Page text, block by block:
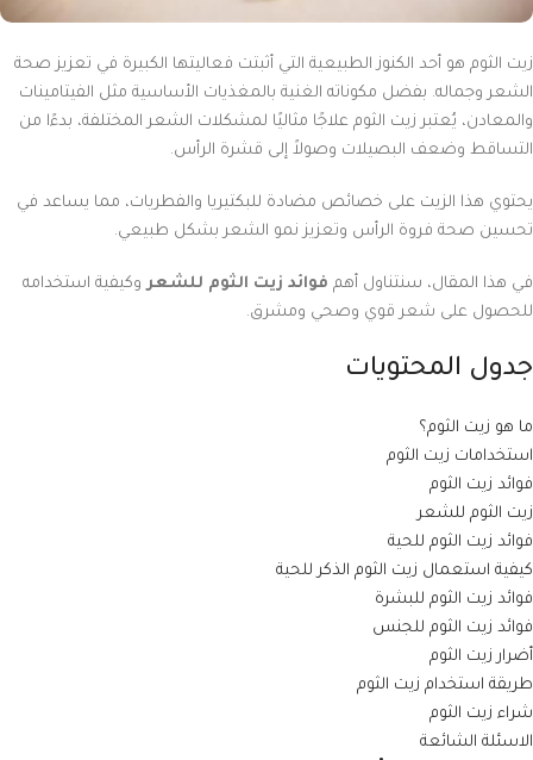
زيت الثوم هو أحد الكنوز الطبيعية التي أثبتت فعاليتها الكبيرة في تعزيز صحة
الشعر وجماله. بفضل مكوناته الغنية بالمغذيات الأساسية مثل الفيتامينات
والمعادن، يُعتبر زيت الثوم علاجًا مثاليًا لمشكلات الشعر المختلفة، بدءًا من
التساقط وضعف البصيلات وصولاً إلى قشرة الرأس.
يحتوي هذا الزيت على خصائص مضادة للبكتيريا والفطريات، مما يساعد في
تحسين صحة فروة الرأس وتعزيز نمو الشعر بشكل طبيعي.
في هذا المقال، سنتناول أهم فوائد زيت الثوم للشعر وكيفية استخدامه
للحصول على شعر قوي وصحي ومشرق.
جدول المحتويات
ما هو زيت الثوم؟
استخدامات زيت الثوم
فوائد زيت الثوم
زيت الثوم للشعر
فوائد زيت الثوم للحية
كيفية استعمال زيت الثوم الذكر للحية
فوائد زيت الثوم للبشرة
فوائد زيت الثوم للجنس
أضرار زيت الثوم
طريقة استخدام زيت الثوم
شراء زيت الثوم
الاسئلة الشائعة